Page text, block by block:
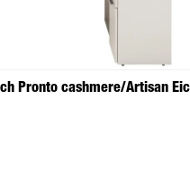
Pronto cashmere/Artisan